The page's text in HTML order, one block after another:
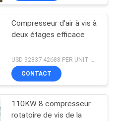
Compresseur d'air à vis à
deux étages efficace
CONTACT
110KW 8 compresseur
rotatoire de vis de la